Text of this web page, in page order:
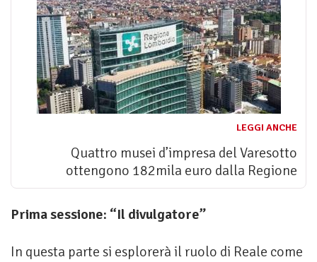
LEGGI ANCHE
Quattro musei d’impresa del Varesotto
ottengono 182mila euro dalla Regione
Prima sessione: “Il divulgatore”
In questa parte si esplorerà il ruolo di Reale come